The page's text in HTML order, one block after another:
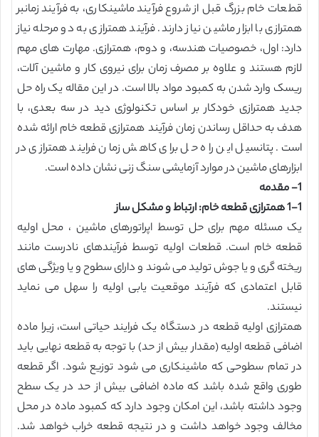
قطعات خام بزرگ قبل از شروع فرآیند ماشینکاری، به فرآیند زمانبر
همترازی با ابزار ماشین نیاز دارند. فرآیند همترازی به دو مرحله نیاز
دارد: اول، خصوصیات هندسه، و دوم، همترازی. مهارت های مهم
لازم هستند و علاوه بر مصرف زمان برای نیروی کار و ماشین آلات،
ریسک وارد شدن به کمبود مواد بالا است. در این مقاله یک راه حل
جدید همترازی خودکار بر اساس تکنولوژی دید در سه بعدی، با
هدف به حداقل رساندن زمان فرآیند همترازی قطعه خام ارائه شده
است. پتانسیل این راه حل برای کاهش زمان فرایند همترازی در
ابزارهای ماشین در موارد آزمایشی سنگ زنی نشان داده است.
1- مقدمه
1-1 همترازی قطعه خام: ارتباط و مشکل ساز
یک مسئله مهم برای حل توسط اپراتورهای ماشین ، محل اولیه
قطعه خام است. قطعات اولیه توسط فرآیندهای نادرست مانند
ریخته گری و یا جوش تولید می شوند و دارای سطوح و یا ویژگی های
قابل اعتمادی که فرآیند موقعیت یابی اولیه را سهل می نماید
نیستند.
همترازی اولیه قطعه در دستگاه یک فرایند حیاتی است، زیرا ماده
اضافی قطعه اولیه (مقدار بیش از حد) با توجه به قطعه نهایی باید
در تمام سطوحی که ماشینکاری می شود توزیع شود. اگر قطعه
طوری واقع شده باشد که ماده اضافی بیش از حد در یک سطح
وجود داشته باشد، این امکان وجود دارد که کمبود ماده در محل
مخالف وجود خواهد داشت و در نتیجه قطعه خراب خواهد شد.